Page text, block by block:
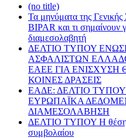
(no title)
Τα μηνύματα της
BIPAR και τι σημαίνουν
διαμεσολαβητή
ΔΕΛΤΙΟ ΤΥΠΟΥ
ΑΣΦΑΛΙΣΤΩΝ
ΕΑΕΕ ΓΙΑ ΕΝΙΣΧΥΣΗ
ΚΟΙΝΕΣ ΔΡΑΣΕΙΣ
EΑΔΕ: ΔΕΛΤΙΟ
ΕΥΡΩΠΑΪΚΑ
ΔΙΑΜΕΣΟΛΑΒΗΣΗ
ΔΕΛΤΙΟ ΤΥΠΟΥ Η θέση
συμβολαίου